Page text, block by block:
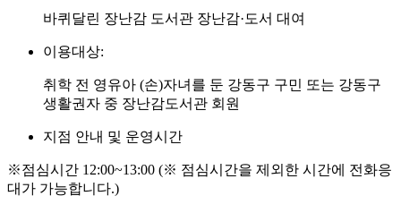
바퀴달린 장난감 도서관 장난감·도서 대여
이용대상:
취학 전 영유아 (손)자녀를 둔 강동구 구민 또는 강동구
생활권자 중 장난감도서관 회원
지점 안내 및 운영시간
※점심시간 12:00~13:00 (※ 점심시간을 제외한 시간에 전화응
대가 가능합니다.)